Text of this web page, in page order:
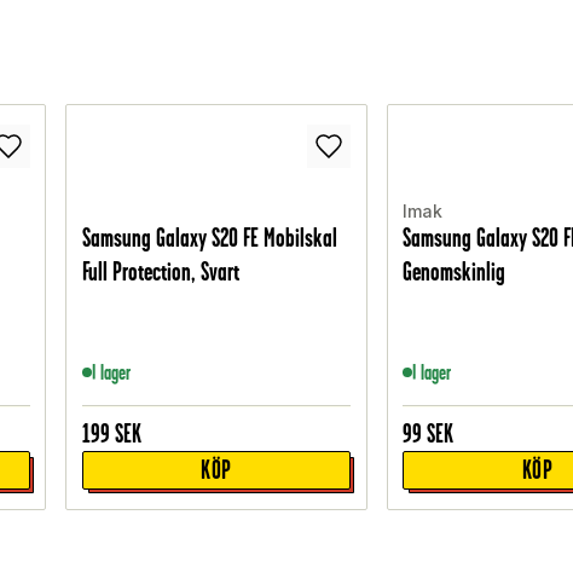
Samsung Galaxy S20 FE Mobilskal
Full Protection, Svart
I lager
199 SEK
KÖP
Imak
Samsung Galaxy S20
Genomskinlig
I lager
99 SEK
KÖP